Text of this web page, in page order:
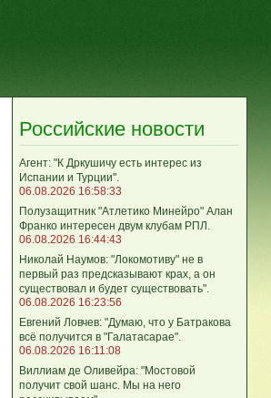
Российские новости
Агент: "К Дркушичу есть интерес из
Испании и Турции".
06.08.2026 16:58:33
Полузащитник "Атлетико Минейро" Алан
Франко интересен двум клубам РПЛ.
06.08.2026 16:44:43
Николай Наумов: "Локомотиву" не в
первый раз предсказывают крах, а он
существовал и будет существовать".
06.08.2026 16:23:56
Евгений Ловчев: "Думаю, что у Батракова
всё получится в "Галатасарае".
06.08.2026 16:11:08
Виллиам де Оливейра: "Мостовой
получит свой шанс. Мы на него